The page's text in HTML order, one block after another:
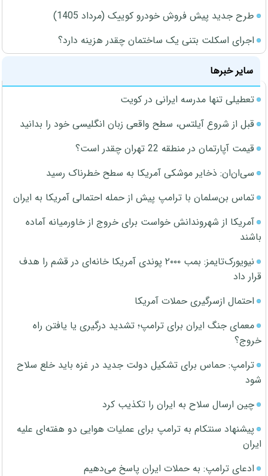
طرح جدید پیش فروش خودرو کوییک (مرداد 1405)
اجرای اسکلت بتنی یک ساختمان چقدر هزینه دارد؟
سایر خبرها
تعطیلی تنها مدرسه ایرانی در کویت
قبل از شروع آیلتس، سطح واقعی زبان انگلیسی خود را بدانید
قیمت آپارتمان در منطقه 22 تهران چقدر است؟
سی‌ان‌ان: ذخایر موشکی آمریکا به سطح خطرناک رسید
تماس بن‌سلمان با ترامپ پیش از حمله احتمالی آمریکا به ایران
آمریکا از شهروندانش خواست برای خروج از خاورمیانه آماده
باشند
نیویورک‌تایمز: بمب ۲۰۰۰ پوندی آمریکا خانه‌ای در قشم را هدف
قرار داد
احتمال ازسرگیری حملات آمریکا
معمای جنگ ایران برای ترامپ؛ تشدید درگیری یا یافتن راه
خروج؟
ترامپ: حماس برای تشکیل دولت جدید در غزه باید خلع سلاح
شود
چین ارسال سلاح به ایران را تکذیب کرد
پیشنهاد سنتکام به ترامپ برای عملیات هوایی دو هفته‌ای علیه
ایران
ادعای ترامپ: به حملات ایران پاسخ می‌دهیم